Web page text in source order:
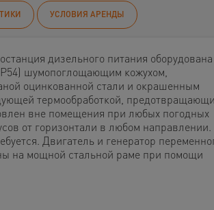
УСЛОВИЯ АРЕНДЫ
дизельного питания оборудована
шумопоглощающим кожухом,
оцинкованной стали и окрашенным
термообработкой,
вне помещения при любых погодных
от горизонтали в любом направлении.
Двигатель и генератор
на мощной стальной раме при помощи